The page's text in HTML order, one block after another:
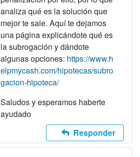
analiza qué es la solución que
mejor te sale. Aquí te dejamos
una página explicándote qué es
la subrogación y dándote
algunas opciones: https://www.h
elpmycash.com/hipotecas/subro
gacion-hipoteca/
Saludos y esperamos haberte
ayudado
Responder